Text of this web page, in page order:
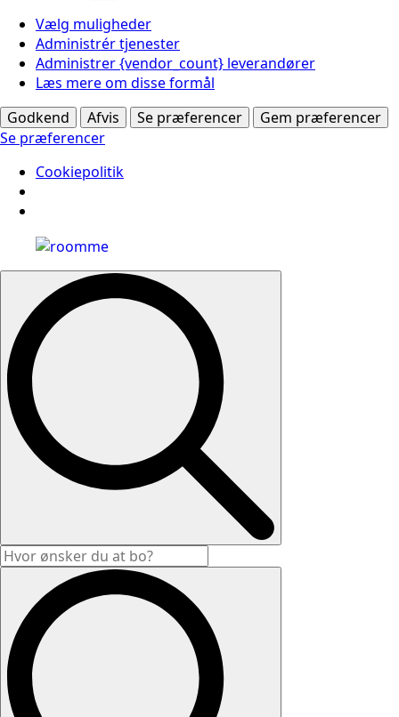
Vælg muligheder
Administrér tjenester
Administrer {vendor_count} leverandører
Læs mere om disse formål
Godkend
Afvis Se præferencer
Gem præferencer
Se præferencer
Cookiepolitik
Search